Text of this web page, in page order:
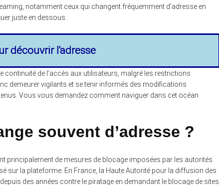
notamment ceux qui changent fréquemment d’adresse en
juste en dessous.
découvrir l'adresse
continuité de l’accès aux utilisateurs, malgré les restrictions
demeurer vigilants et se tenir informés des modifications
Vous vous demandez comment naviguer dans cet océan
souvent d’adresse ?
principalement de mesures de blocage imposées par les autorités
sur la plateforme. En France, la Haute Autorité pour la diffusion des
des années contre le piratage en demandant le blocage de sites